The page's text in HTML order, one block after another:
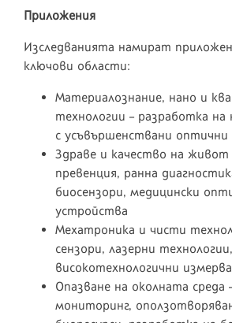
Приложения
Изследванията намират
ключови области:
Материалознание, нано и
технологии – разработка
с усъвършенствани оптични
Здраве и качество на живот
превенция, ранна
биосензори, медицински
устройства
Мехатроника и чисти
сензори, лазерни технологии,
високотехнологични
Опазване на околната среда
мониторинг,